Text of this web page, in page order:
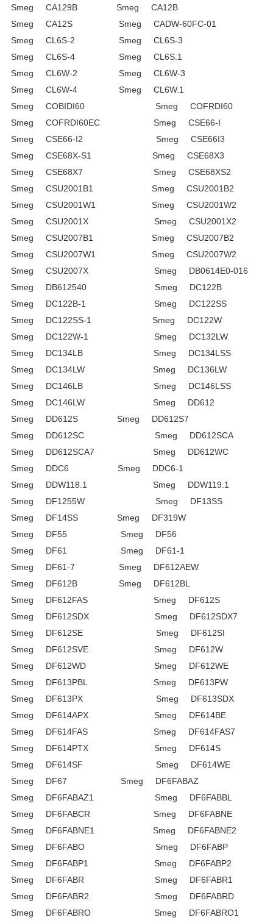
Smeg CA129B Smeg CA12B
Smeg CA12S Smeg CADW-60FC-01
Smeg CL6S-2 Smeg CL6S-3
Smeg CL6S-4 Smeg CL6S.1
Smeg CL6W-2 Smeg CL6W-3
Smeg CL6W-4 Smeg CL6W.1
Smeg COBIDI60 Smeg COFRDI60
Smeg COFRDI60EC Smeg CSE66-I
Smeg CSE66-I2 Smeg CSE66I3
Smeg CSE68X-S1 Smeg CSE68X3
Smeg CSE68X7 Smeg CSE68XS2
Smeg CSU2001B1 Smeg CSU2001B2
Smeg CSU2001W1 Smeg CSU2001W2
Smeg CSU2001X Smeg CSU2001X2
Smeg CSU2007B1 Smeg CSU2007B2
Smeg CSU2007W1 Smeg CSU2007W2
Smeg CSU2007X Smeg DB0614E0-016
Smeg DB612540 Smeg DC122B
Smeg DC122B-1 Smeg DC122SS
Smeg DC122SS-1 Smeg DC122W
Smeg DC122W-1 Smeg DC132LW
Smeg DC134LB Smeg DC134LSS
Smeg DC134LW Smeg DC136LW
Smeg DC146LB Smeg DC146LSS
Smeg DC146LW Smeg DD612
Smeg DD612S Smeg DD612S7
Smeg DD612SC Smeg DD612SCA
Smeg DD612SCA7 Smeg DD612WC
Smeg DDC6 Smeg DDC6-1
Smeg DDW118.1 Smeg DDW119.1
Smeg DF1255W Smeg DF13SS
Smeg DF14SS Smeg DF319W
Smeg DF55 Smeg DF56
Smeg DF61 Smeg DF61-1
Smeg DF61-7 Smeg DF612AEW
Smeg DF612B Smeg DF612BL
Smeg DF612FAS Smeg DF612S
Smeg DF612SDX Smeg DF612SDX7
Smeg DF612SE Smeg DF612SI
Smeg DF612SVE Smeg DF612W
Smeg DF612WD Smeg DF612WE
Smeg DF613PBL Smeg DF613PW
Smeg DF613PX Smeg DF613SDX
Smeg DF614APX Smeg DF614BE
Smeg DF614FAS Smeg DF614FAS7
Smeg DF614PTX Smeg DF614S
Smeg DF614SF Smeg DF614WE
Smeg DF67 Smeg DF6FABAZ
Smeg DF6FABAZ1 Smeg DF6FABBL
Smeg DF6FABCR Smeg DF6FABNE
Smeg DF6FABNE1 Smeg DF6FABNE2
Smeg DF6FABO Smeg DF6FABP
Smeg DF6FABP1 Smeg DF6FABP2
Smeg DF6FABR Smeg DF6FABR1
Smeg DF6FABR2 Smeg DF6FABRD
Smeg DF6FABRO Smeg DF6FABRO1